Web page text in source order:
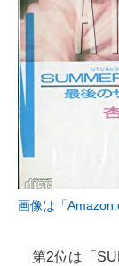
画像は「
第2位は「